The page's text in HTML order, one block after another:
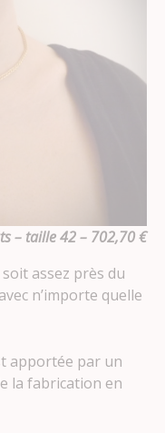
– taille 42 – 702,70 €
soit assez près du
n’importe quelle
apportée par un
la fabrication en